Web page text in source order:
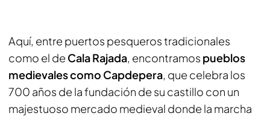
Aquí, entre puertos pesqueros tradicionales
como el de Cala Rajada, encontramos pueblos
medievales como Capdepera, que celebra los
700 años de la fundación de su castillo con un
majestuoso mercado medieval donde la marcha